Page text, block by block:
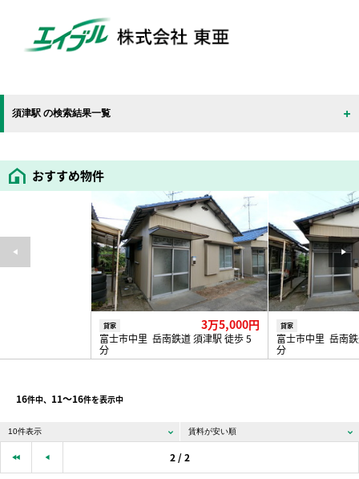
須津駅 の検索結果一覧
おすすめ物件
貸家 3万5,000円
富士市中里 岳南鉄道 須津駅 徒歩 5
分
貸家
富士市中里 岳南
分
16件中、 11〜16件を表示中
2 / 2